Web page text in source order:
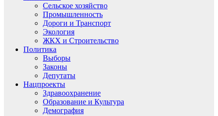
Сельское хозяйство
Промышленность
Дороги и Транспорт
Экология
ЖКХ и Строительство
Политика
Выборы
Законы
Депутаты
Нацпроекты
Здравоохранение
Образование и Культура
Демография